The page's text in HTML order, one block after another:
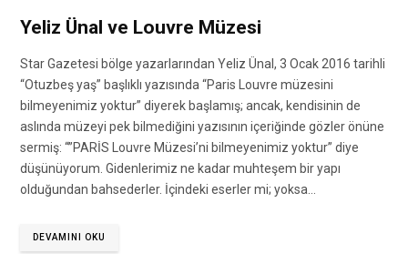
Yeliz Ünal ve Louvre Müzesi
Star Gazetesi bölge yazarlarından Yeliz Ünal, 3 Ocak 2016 tarihli
“Otuzbeş yaş” başlıklı yazısında “Paris Louvre müzesini
bilmeyenimiz yoktur” diyerek başlamış; ancak, kendisinin de
aslında müzeyi pek bilmediğini yazısının içeriğinde gözler önüne
sermiş: “”PARİS Louvre Müzesi’ni bilmeyenimiz yoktur” diye
düşünüyorum. Gidenlerimiz ne kadar muhteşem bir yapı
olduğundan bahsederler. İçindeki eserler mi; yoksa…
DEVAMINI OKU